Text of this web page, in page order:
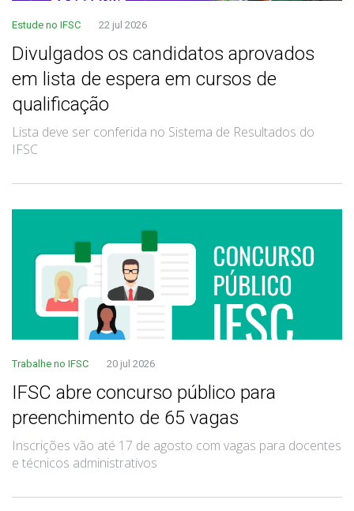
Estude no IFSC 22 jul 2026
Divulgados os candidatos aprovados
em lista de espera em cursos de
qualificação
Lista deve ser conferida no Sistema de Resultados do
IFSC
Trabalhe no IFSC 20 jul 2026
IFSC abre concurso público para
preenchimento de 65 vagas
Inscrições vão até 17 de agosto com vagas para docentes
e técnicos administrativos